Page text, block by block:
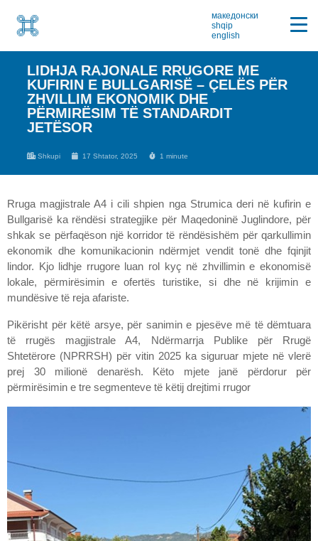
македонски
shqip
english
LIDHJA RAJONALE RRUGORE ME
KUFIRIN E BULLGARISË – ÇELËS PËR
ZHVILLIM EKONOMIK DHE
PËRMIRËSIM TË STANDARDIT
JETËSOR
Shkupi 17 Shtator, 2025 1 minute
Rruga magjistrale A4 i cili shpien nga Strumica deri në kufirin e
Bullgarisë ka rëndësi strategjike për Maqedoninë Juglindore, për
shkak se përfaqëson një korridor të rëndësishëm për qarkullimin
ekonomik dhe komunikacionin ndërmjet vendit tonë dhe fqinjit
lindor. Kjo lidhje rrugore luan rol kyç në zhvillimin e ekonomisë
lokale, përmirësimin e ofertës turistike, si dhe në krijimin e
mundësive të reja afariste.
Pikërisht për këtë arsye, për sanimin e pjesëve më të dëmtuara
të rrugës magjistrale A4, Ndërmarrja Publike për Rrugë
Shtetërore (NPRRSH) për vitin 2025 ka siguruar mjete në vlerë
prej 30 milionë denarësh. Këto mjete janë përdorur për
përmirësimin e tre segmenteve të këtij drejtimi rrugor